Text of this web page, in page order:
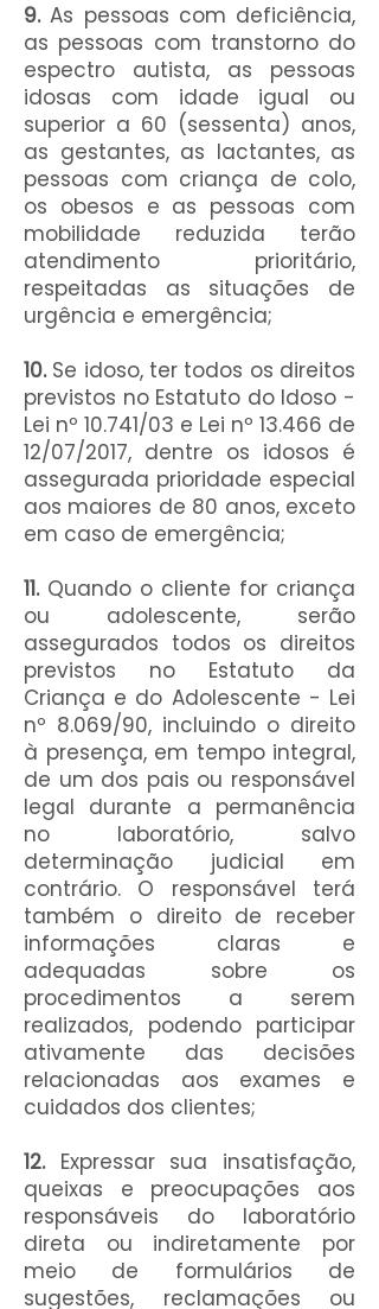
9.As pessoas com deficiência,
as pessoas com transtorno do
espectro autista, as pessoas
idosas com idade igual ou
superior a 60 (sessenta) anos,
as gestantes, as lactantes, as
pessoas com criança de colo,
os obesos e as pessoas com
mobilidade reduzida terão
atendimento prioritário,
respeitadas as situações de
urgência e emergência;
10.Se idoso, ter todos os direitos
previstos no Estatuto do Idoso -
Lei nº 10.741/03 e Lei nº 13.466 de
12/07/2017, dentre os idosos é
assegurada prioridade especial
aos maiores de 80 anos, exceto
em caso de emergência;
11. Quando o cliente for criança
ou adolescente, serão
assegurados todos os direitos
previstos no Estatuto da
Criança e do Adolescente - Lei
nº 8.069/90, incluindo o direito
à presença, em tempo integral,
de um dos pais ou responsável
legal durante a permanência
no laboratório, salvo
determinação judicial em
contrário. O responsável terá
também o direito de receber
informações claras e
adequadas sobre os
procedimentos a serem
realizados, podendo participar
ativamente das decisões
relacionadas aos exames e
cuidados dos clientes;
12.Expressar sua insatisfação,
queixas e preocupações aos
responsáveis do laboratório
direta ou indiretamente por
meio de formulários de
sugestões, reclamações ou